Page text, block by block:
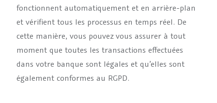
fonctionnent automatiquement et en arrière-plan
et vérifient tous les processus en temps réel. De
cette manière, vous pouvez vous assurer à tout
moment que toutes les transactions effectuées
dans votre banque sont légales et qu’elles sont
également conformes au RGPD.